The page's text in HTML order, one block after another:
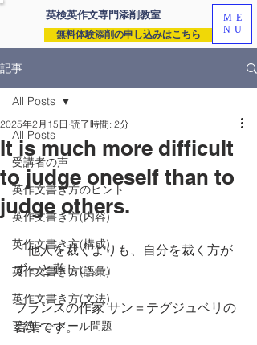
英検英作文専門添削教室
無料体験添削の申し込みはこちら
ME
NU
記事
All Posts
受講者の声
英作文書き方のヒント
英作文書き方(内容)
英作文書き方(構成)
英作文書き方(語彙)
英作文書き方(文法)
要約・e-メール問題
All Posts
It is much more difficult
to judge oneself than to
judge others.
2025年2月15日 読了時間: 2分
「他人を裁くよりも、自分を裁く方が
ずっと難しい。」
フランスの作家 サン＝テグジュベリの
言葉です。